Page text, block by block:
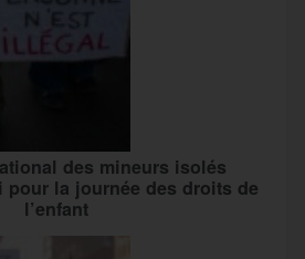
des mineurs isolés
pour la journée des droits de
l’enfant